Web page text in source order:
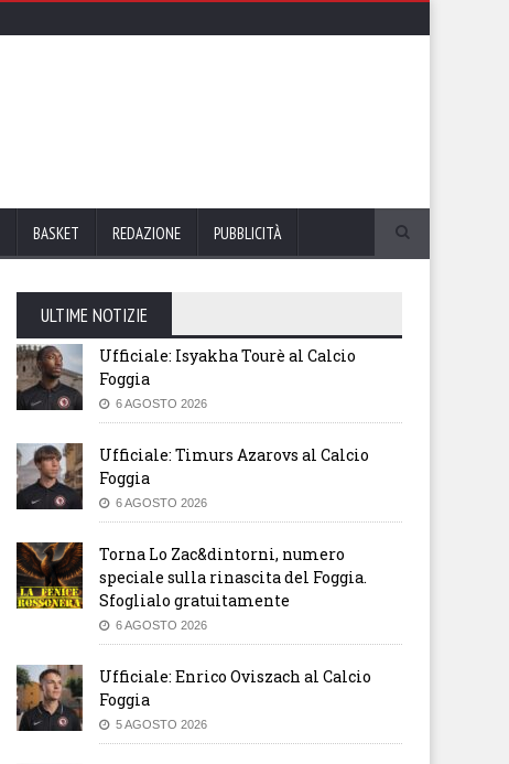
BASKET REDAZIONE PUBBLICITÀ
ULTIME NOTIZIE
Ufficiale: Isyakha Tourè al Calcio
Foggia
6 AGOSTO 2026
Ufficiale: Timurs Azarovs al Calcio
Foggia
6 AGOSTO 2026
Torna Lo Zac&dintorni, numero
speciale sulla rinascita del Foggia.
Sfoglialo gratuitamente
6 AGOSTO 2026
Ufficiale: Enrico Oviszach al Calcio
Foggia
5 AGOSTO 2026